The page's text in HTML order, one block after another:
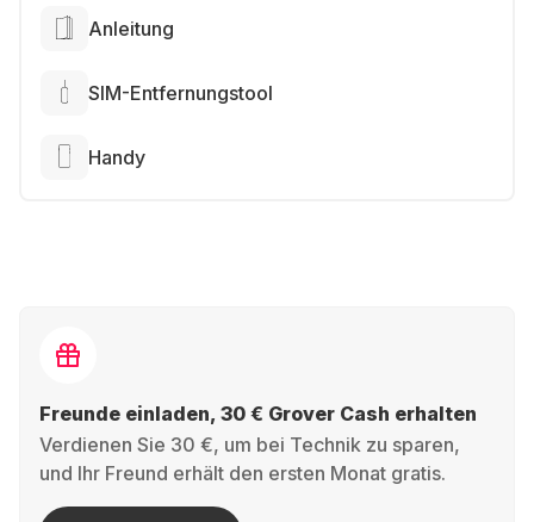
Anleitung
SIM-Entfernungstool
Handy
Freunde einladen, 30 € Grover Cash erhalten
Verdienen Sie 30 €, um bei Technik zu sparen,
und Ihr Freund erhält den ersten Monat gratis.